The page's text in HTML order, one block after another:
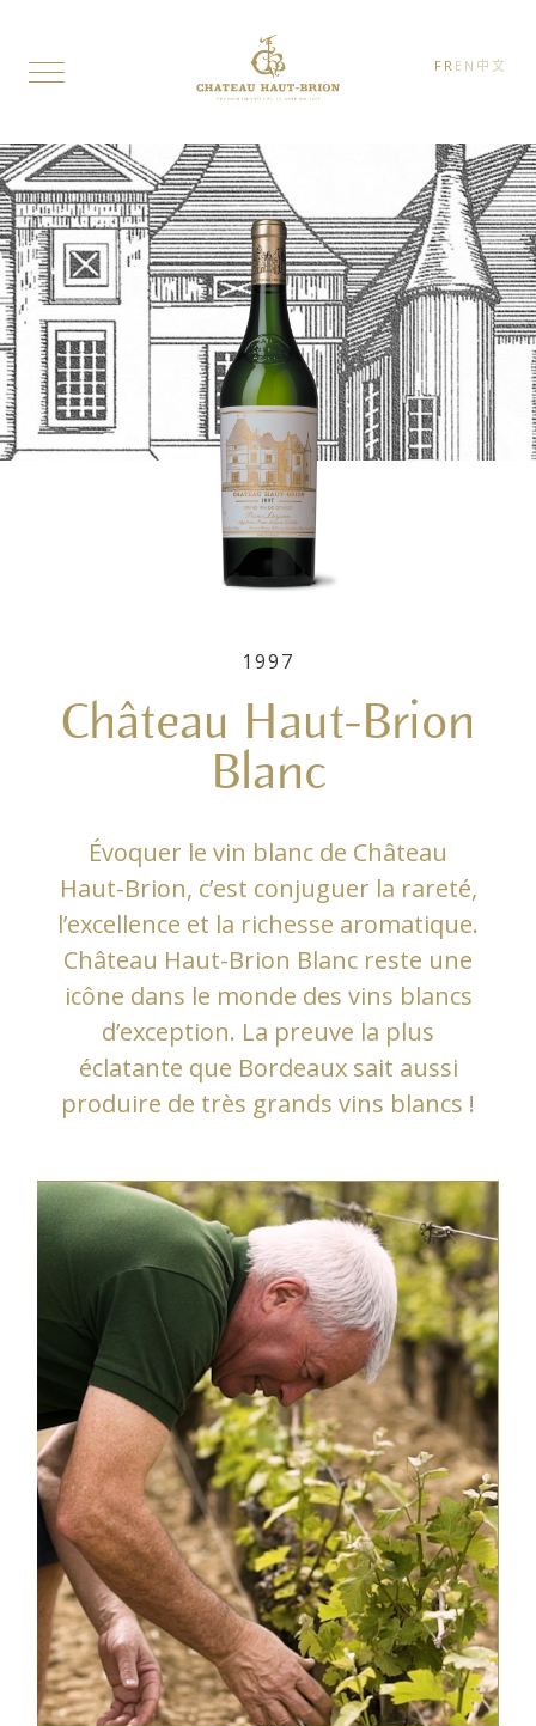
FR EN 中文
1997
Château Haut-Brion
Blanc
Évoquer le vin blanc de Château
Haut-Brion, c’est conjuguer la rareté,
l’excellence et la richesse aromatique.
Château Haut-Brion Blanc reste une
icône dans le monde des vins blancs
d’exception. La preuve la plus
éclatante que Bordeaux sait aussi
produire de très grands vins blancs !